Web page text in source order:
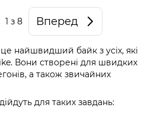
1 з 8 Вперед
найшвидший байк з усіх, які
Вони створені для швидких
а також звичайних
для таких завдань: